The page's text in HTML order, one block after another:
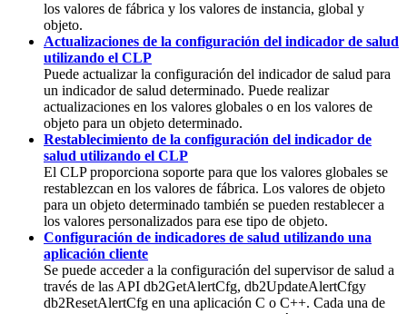
los valores de fábrica y los valores de instancia, global y
objeto.
Actualizaciones de la configuración del indicador de salud
utilizando el CLP
Puede actualizar la configuración del indicador de salud para
un indicador de salud determinado. Puede realizar
actualizaciones en los valores globales o en los valores de
objeto para un objeto determinado.
Restablecimiento de la configuración del indicador de
salud utilizando el CLP
El CLP proporciona soporte para que los valores globales se
restablezcan en los valores de fábrica. Los valores de objeto
para un objeto determinado también se pueden restablecer a
los valores personalizados para ese tipo de objeto.
Configuración de indicadores de salud utilizando una
aplicación cliente
Se puede acceder a la configuración del supervisor de salud a
través de las API db2GetAlertCfg, db2UpdateAlertCfgy
db2ResetAlertCfg en una aplicación C o C++. Cada una de